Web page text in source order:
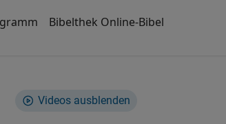
Bibelthek Online-Bibel
Videos ausblenden